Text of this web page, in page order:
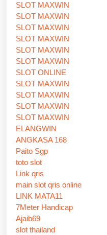
SLOT MAXWIN
SLOT MAXWIN
SLOT MAXWIN
SLOT MAXWIN
SLOT MAXWIN
SLOT MAXWIN
SLOT ONLINE
SLOT MAXWIN
SLOT MAXWIN
SLOT MAXWIN
SLOT MAXWIN
ELANGWIN
ANGKASA 168
Paito Sgp
toto slot
Link qris
main slot qris online
LINK MATA11
7Meter Handicap
Ajaib69
slot thailand